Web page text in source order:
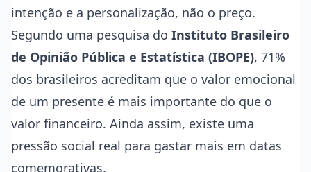
intenção e a personalização, não o preço.
Segundo uma pesquisa do Instituto Brasileiro
de Opinião Pública e Estatística (IBOPE), 71%
dos brasileiros acreditam que o valor emocional
de um presente é mais importante do que o
valor financeiro. Ainda assim, existe uma
pressão social real para gastar mais em datas
comemorativas.